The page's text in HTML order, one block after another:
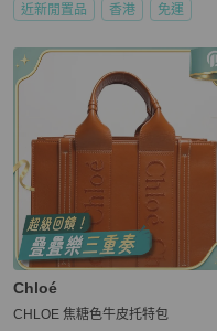
近新閒置品 香港 免運
Chloé
CHLOE 焦糖色牛皮托特包